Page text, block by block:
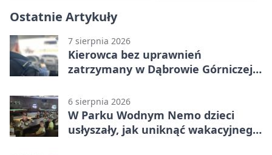
Ostatnie Artykuły
7 sierpnia 2026
Kierowca bez uprawnień
zatrzymany w Dąbrowie Górniczej.
6 sierpnia 2026
W Parku Wodnym Nemo dzieci
usłyszały, jak uniknąć wakacyjnego